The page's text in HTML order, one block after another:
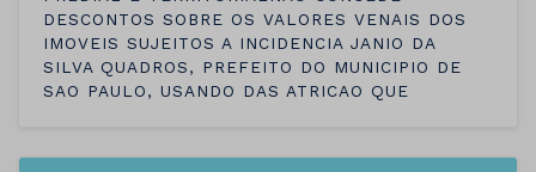
DESCONTOS SOBRE OS VALORES VENAIS DOS
IMOVEIS SUJEITOS A INCIDENCIA JANIO DA
SILVA QUADROS, PREFEITO DO MUNICIPIO DE
SAO PAULO, USANDO DAS ATRICAO QUE